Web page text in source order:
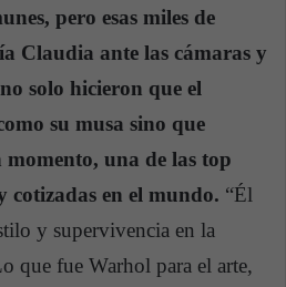
pero esas miles de
Claudia ante las cámaras y
solo hicieron que el
su musa sino que
una de las top
cotizadas en el mundo. “Él
y supervivencia en la
que fue Warhol para el arte,